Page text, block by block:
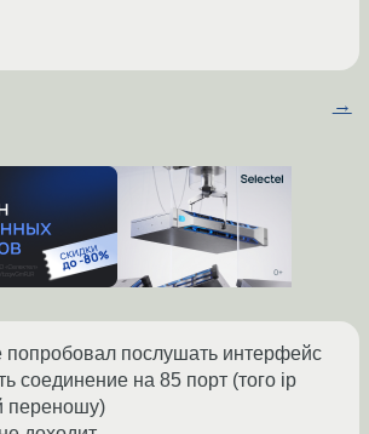
→
попробовал послушать интерфейс
соединение на 85 порт (того ip
переношу)